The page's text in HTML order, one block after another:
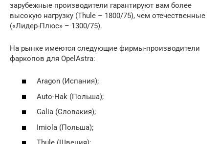
зарубежные производители гарантируют вам более
высокую нагрузку (Thule – 1800/75), чем отечественные
(«Лидер-Плюс» – 1300/75).
На рынке имеются следующие фирмы-производители
фаркопов для OpelAstra:
Aragon (Испания);
Auto-Hak (Польша);
Galia (Словакия);
Imiola (Польша);